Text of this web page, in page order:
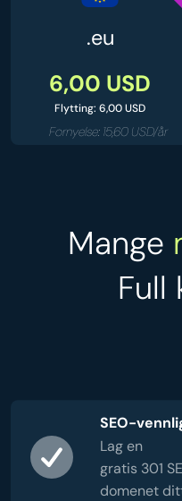
.eu
6,00 USD
Flytting: 6,00 USD
Fornyelse: 15,60 USD/år
Mange
Full
SEO-
Lag en
gratis 301
domenet